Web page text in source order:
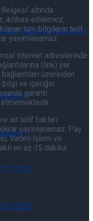
2026
altında
iktibas edilemez,
tüm bilgilerin telif
yayımlanamaz.
internet adreslerinde
(link) yer
üzerinden
bilgi ve içeriğin
garanti
ait telif hakları
yayınlanamaz. Pay
Vadeli İşlem ve
en az 15 dakika